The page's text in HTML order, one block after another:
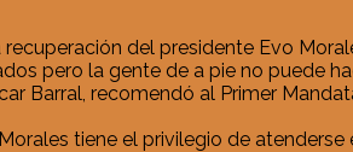
del presidente Evo
pero la gente de a pie no puede
Barral, recomendó al Primer
tiene el privilegio de